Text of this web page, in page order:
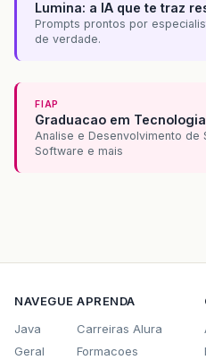
Lumina: a IA que te traz
Prompts prontos por
de verdade.
FIAP
Graduacao em
Analise e Desenvolvimento de
Software e mais
NAVEGUE
Java
Geral
APRENDA
Carreiras Alura
Formacoes